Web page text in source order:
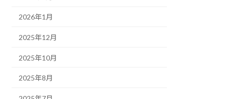
2026年1月
2025年12月
2025年10月
2025年8月